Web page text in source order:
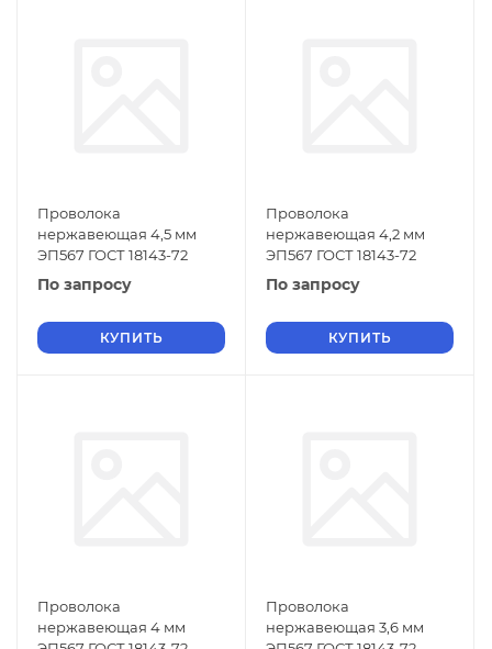
Проволока
нержавеющая 4,5 мм
ЭП567 ГОСТ 18143-72
По запросу
КУПИТЬ
Проволока
нержавеющая 4,2 мм
ЭП567 ГОСТ 18143-72
По запросу
КУПИТЬ
Проволока
нержавеющая 4 мм
Проволока
нержавеющая 3,6 мм